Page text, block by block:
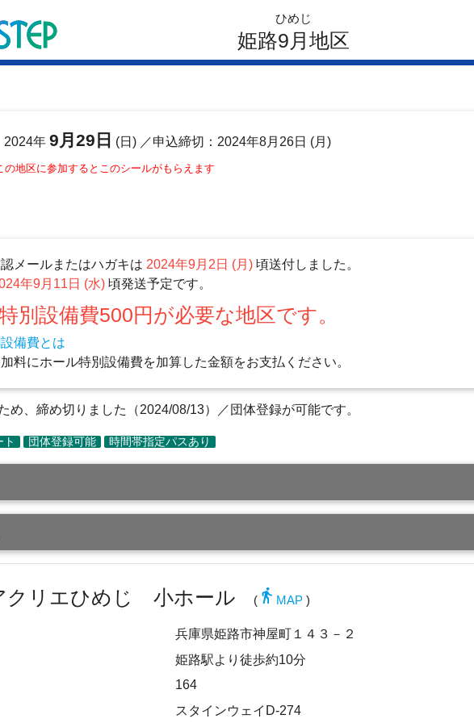
ひめじ
姫路9月地区
2024年9月29日 (日) ／申込締切：2024年8月26日 (月)
の地区に参加するとこのシールがもらえます
メールまたはハガキは 2024年9月2日 (月)頃送付しました。
年9月11日 (水)頃発送予定です。
別設備費500円が必要な地区です。
備費とは
料にホール特別設備費を加算した金額をお支払ください。
め、締め切りました（2024/08/13）／団体登録が可能です。
リエひめじ 小ホール ( directions_walk MAP )
兵庫県姫路市神屋町１４３－２
姫路駅より徒歩約10分
164
スタインウェイD-274